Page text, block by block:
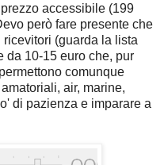
accessibile (199
però fare presente che
(guarda la lista
da 10-15 euro che, pur
comunque
air, marine,
di pazienza e imparare a